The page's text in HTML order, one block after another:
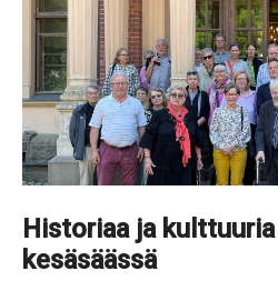
Historiaa ja
kesäsäässä